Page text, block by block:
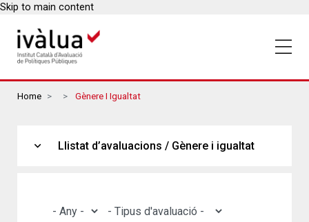
Skip to main content
Breadcrumbs
Home Gènere I Igualtat
expand_more Llistat d’avaluacions / Gènere i igualtat